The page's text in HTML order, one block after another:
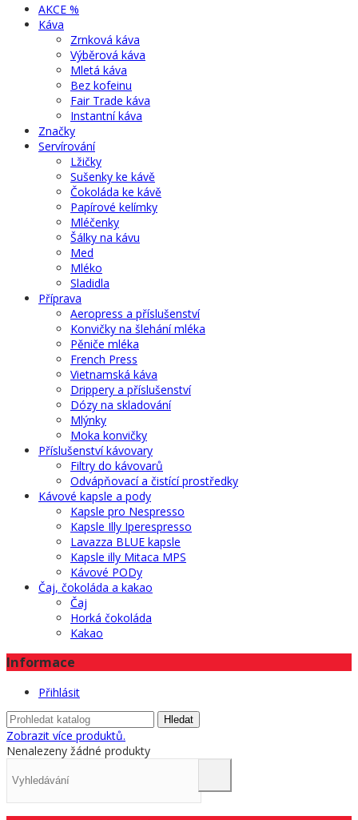
AKCE %
Káva
Zrnková káva
Výběrová káva
Mletá káva
Bez kofeinu
Fair Trade káva
Instantní káva
Značky
Servírování
Lžičky
Sušenky ke kávě
Čokoláda ke kávě
Papírové kelímky
Mléčenky
Šálky na kávu
Med
Mléko
Sladidla
Příprava
Aeropress a příslušenství
Konvičky na šlehání mléka
Pěniče mléka
French Press
Vietnamská káva
Drippery a příslušenství
Dózy na skladování
Mlýnky
Moka konvičky
Příslušenství kávovary
Filtry do kávovarů
Odvápňovací a čistící prostředky
Kávové kapsle a pody
Kapsle pro Nespresso
Kapsle Illy Iperespresso
Lavazza BLUE kapsle
Kapsle illy Mitaca MPS
Kávové PODy
Čaj, čokoláda a kakao
Čaj
Horká čokoláda
Kakao
Informace
Přihlásit
Hledat
Zobrazit více produktů.
Nenalezeny žádné produkty